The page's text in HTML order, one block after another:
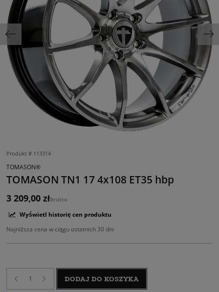
Produkt # 113314
TOMASON®
TOMASON TN1 17 4x108 ET35 hbp
3 209,00 złBrutto
Wyświetl historię cen produktu
Najniższa cena w ciągu ostatnich 30 dni
DODAJ DO KOSZYKA